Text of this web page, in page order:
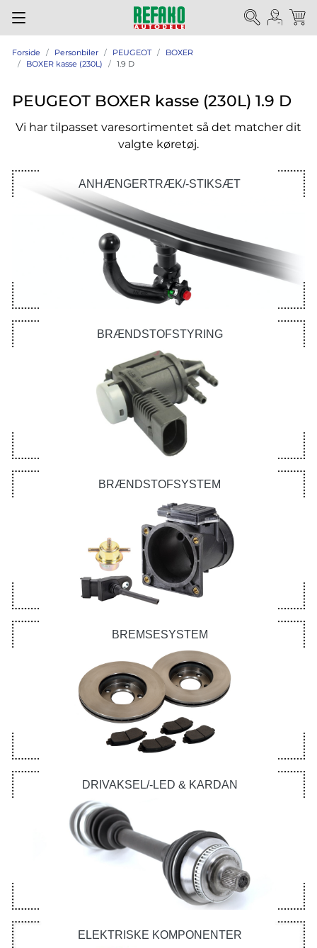
Forside Personbiler PEUGEOT
BOXER
BOXER kasse (230L)
1.9 D
PEUGEOT BOXER kasse (230L) 1.9 D
Vi har tilpasset varesortimentet så det matcher dit
valgte køretøj.
ANHÆNGERTRÆK/-STIKSÆT
BRÆNDSTOFSTYRING
BRÆNDSTOFSYSTEM
BREMSESYSTEM
DRIVAKSEL/-LED & KARDAN
ELEKTRISKE KOMPONENTER